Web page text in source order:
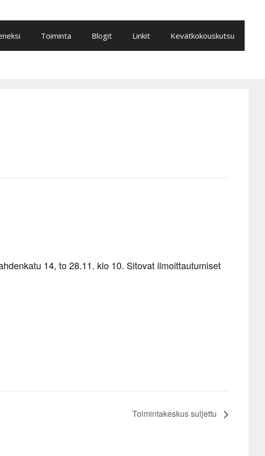
Toiminta Blogit Linkit Kevätkokouskutsu
14, to 28.11. klo 10. Sitovat ilmoittautumiset
Toimintakeskus suljettu